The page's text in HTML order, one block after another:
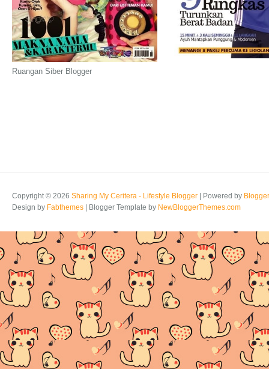
Ruangan Siber Blogger
Copyright © 2026 Sharing My Ceritera - Lifestyle Blogger | Powered by Blogger
Design by Fabthemes | Blogger Template by NewBloggerThemes.com